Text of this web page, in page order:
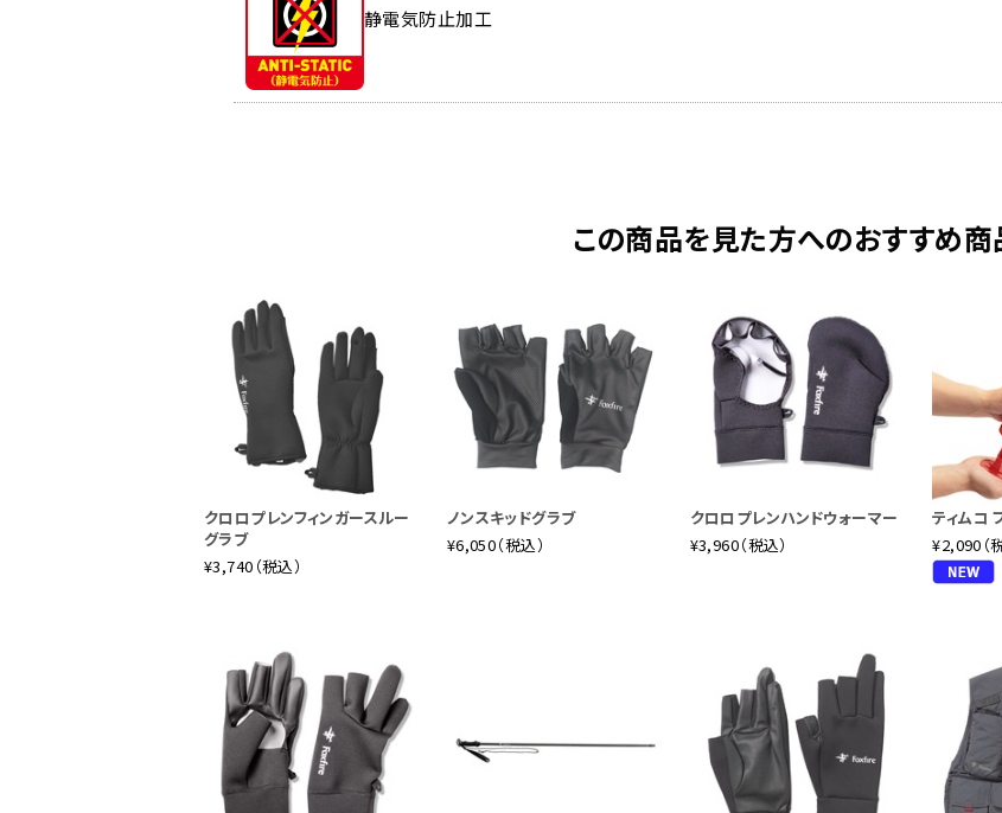
静電気防止加工
この商品を見た方へのおすすめ商
クロロプレンフィンガースルー
グラブ
¥3,740（税込）
ノンスキッドグラブ
¥6,050（税込）
クロロプレンハンドウォーマー
¥3,960（税込）
ティムコ
¥2,090（